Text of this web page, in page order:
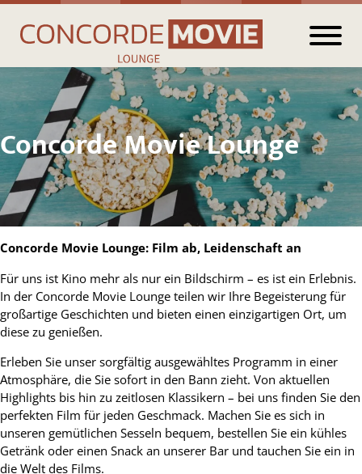
Concorde Movie Lounge
Concorde Movie Lounge: Film ab, Leidenschaft an
Für uns ist Kino mehr als nur ein Bildschirm – es ist ein Erlebnis.
In der Concorde Movie Lounge teilen wir Ihre Begeisterung für
großartige Geschichten und bieten einen einzigartigen Ort, um
diese zu genießen.
Erleben Sie unser sorgfältig ausgewähltes Programm in einer
Atmosphäre, die Sie sofort in den Bann zieht. Von aktuellen
Highlights bis hin zu zeitlosen Klassikern – bei uns finden Sie den
perfekten Film für jeden Geschmack. Machen Sie es sich in
unseren gemütlichen Sesseln bequem, bestellen Sie ein kühles
Getränk oder einen Snack an unserer Bar und tauchen Sie ein in
die Welt des Films.